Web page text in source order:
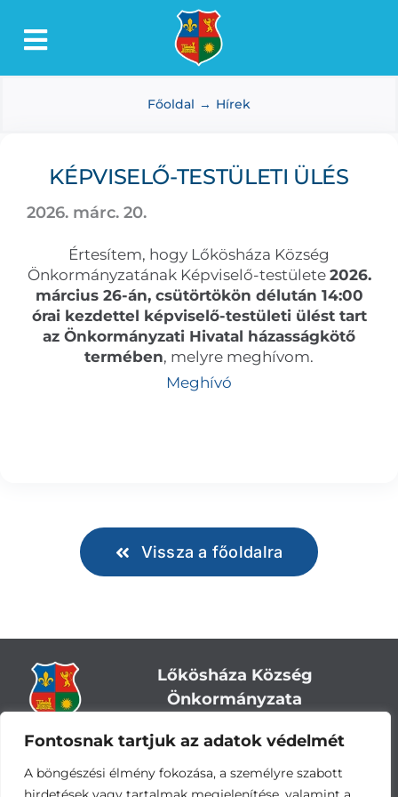
Fontosnak tartjuk az adatok védelmét
A böngészési élmény fokozása, a személyre szabott
Toggle
Lőkösháza
Dokumentumtár
Média
Választás
Főoldal Hírek
KÉPVISELŐ-TESTÜLETI ÜLÉS
2026. márc. 20.
Értesítem, hogy Lőkösháza Község
Önkormányzatának Képviselő-testülete 2026.
március 26-án, csütörtökön délután 14:00
órai kezdettel képviselő-testületi ülést tart
az Önkormányzati Hivatal házasságkötő
termében, melyre meghívom.
Meghívó
Vissza a főoldalra
Lőkösháza Község
Önkormányzata
Cím:5743 Lőkösháza, Eleki út 28.
Központi telefonszám:+36 66 244-244
E-mail: titkarsag@lokoshaza.hu